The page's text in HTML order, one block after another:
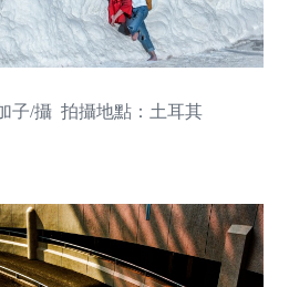
子/攝 拍攝地點：土耳其